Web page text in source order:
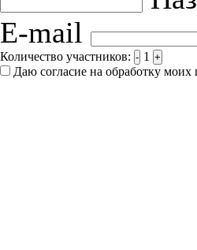
E-mail
Количество участников: - 1 +
Даю согласие на обработку